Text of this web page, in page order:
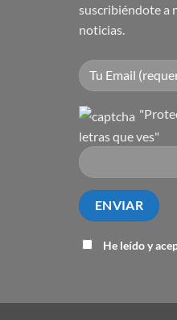
suscribiéndote a
noticias.
letras que ves"
He leído y